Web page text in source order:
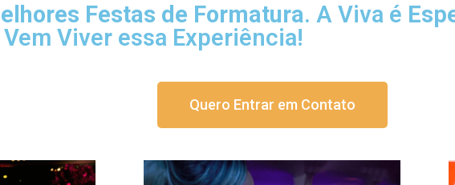
Festas de Formatura. A Viva é
Vem Viver essa Experiência!
Quero Entrar em Contato